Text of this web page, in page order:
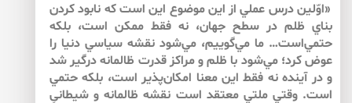
«اوّلين درس عملي از اين موضوع اين است كه نابود كردن
بناي ظلم در سطح جهان، نه فقط ممكن است، بلكه
حتمي‌است… ما مي‌گوييم، مي‌شود نقشه‌ سياسي دنيا را
عوض كرد؛ مي‌شود با ظلم و مراكز قدرت ظالمانه درگير شد
و در آينده نه فقط اين معنا امكان‌پذير است، بلكه حتمي
‌است. وقتي ملتي معتقد است نقشه ظالمانه و شيطانىِ